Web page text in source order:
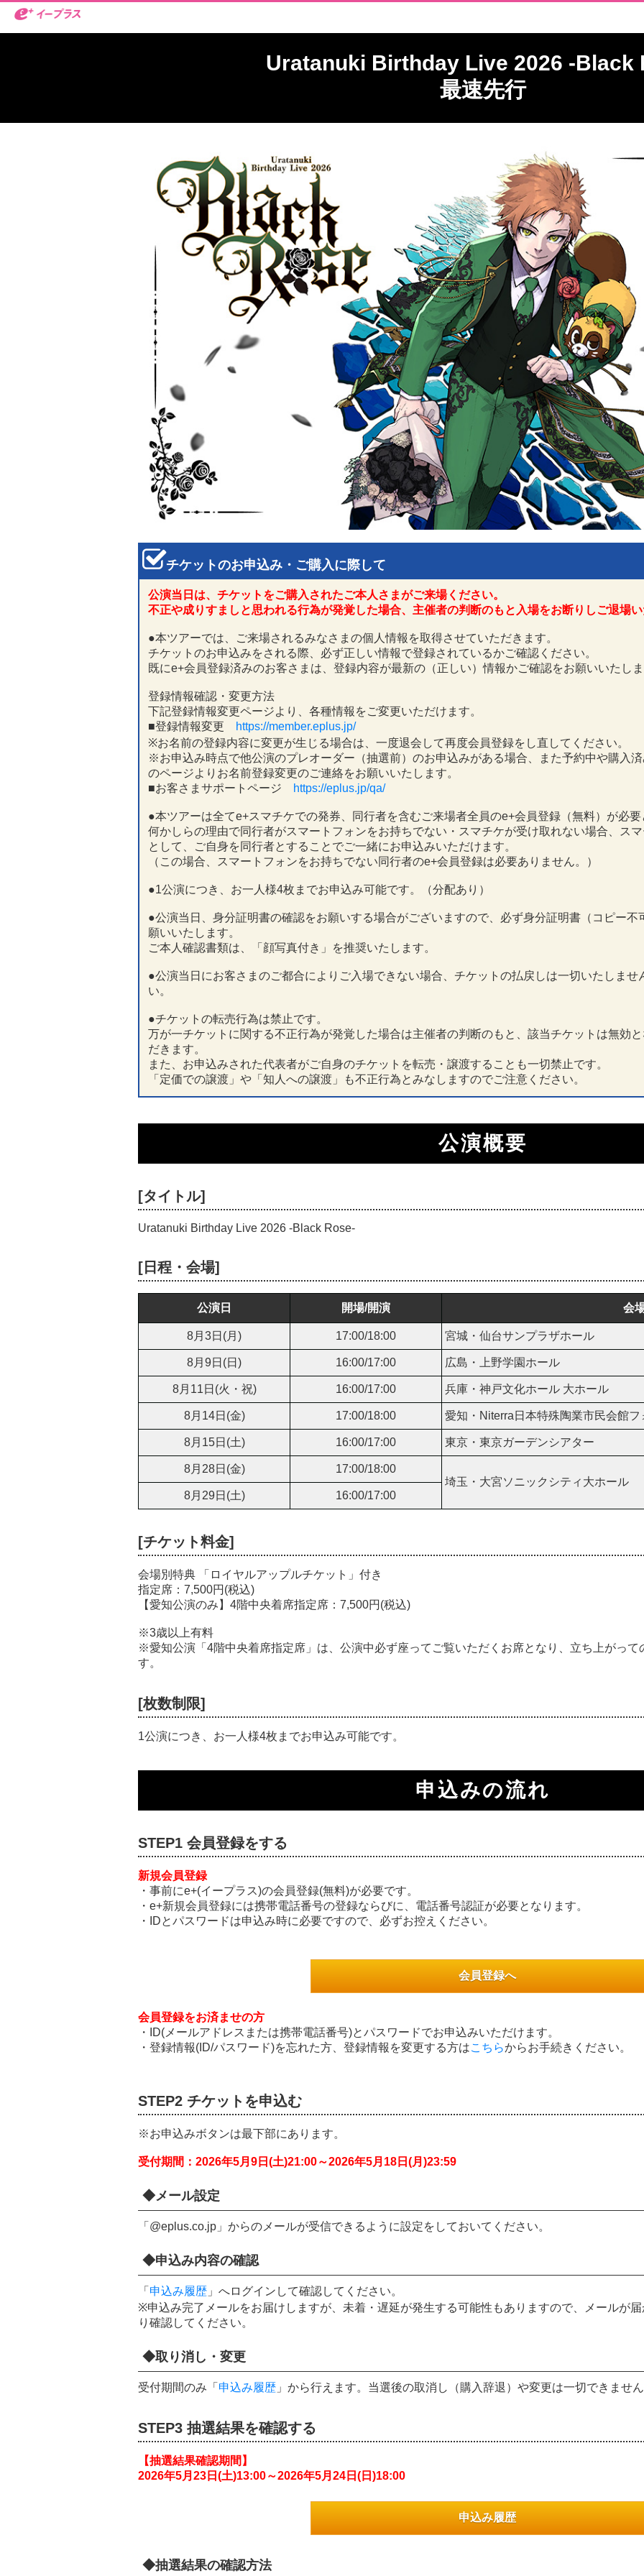
Uratanuki Birthday Live 2026 -Black
最速先行
チケットのお申込み・ご購入に際して
公演当日は、チケットをご購入されたご本人さまがご来場ください。
不正や成りすましと思われる行為が発覚した場合、主催者の判断のもと入場をお断りしご退場い
●本ツアーでは、ご来場されるみなさまの個人情報を取得させていただきます。
チケットのお申込みをされる際、必ず正しい情報で登録されているかご確認ください。
既にe+会員登録済みのお客さまは、登録内容が最新の（正しい）情報かご確認をお願いいたしま
登録情報確認・変更方法
下記登録情報変更ページより、各種情報をご変更いただけます。
■登録情報変更
https://member.eplus.jp/
※お名前の登録内容に変更が生じる場合は、一度退会して再度会員登録をし直してください。
※お申込み時点で他公演のプレオーダー（抽選前）のお申込みがある場合、また予約中や購入
のページよりお名前登録変更のご連絡をお願いいたします。
■お客さまサポートページ
https://eplus.jp/qa/
●本ツアーは全てe+スマチケでの発券、同行者を含むご来場者全員のe+会員登録（無料）が必要
何かしらの理由で同行者がスマートフォンをお持ちでない・スマチケが受け取れない場合、ス
として、ご自身を同行者とすることでご一緒にお申込みいただけます。
（この場合、スマートフォンをお持ちでない同行者のe+会員登録は必要ありません。）
●1公演につき、お一人様4枚までお申込み可能です。（分配あり）
●公演当日、身分証明書の確認をお願いする場合がございますので、必ず身分証明書（コピー不
願いいたします。
ご本人確認書類は、「顔写真付き」を推奨いたします。
●公演当日にお客さまのご都合によりご入場できない場合、チケットの払戻しは一切いたしませ
い。
●チケットの転売行為は禁止です。
万が一チケットに関する不正行為が発覚した場合は主催者の判断のもと、該当チケットは無効
だきます。
また、お申込みされた代表者がご自身のチケットを転売・譲渡することも一切禁止です。
「定価での譲渡」や「知人への譲渡」も不正行為とみなしますのでご注意ください。
公演概要
[タイトル]
Uratanuki Birthday Live 2026 -Black Rose-
[日程・会場]
公演日 開場/開演 会
8月3日(月) 17:00/18:00 宮城・仙台サンプラザホール
8月9日(日) 16:00/17:00 広島・上野学園ホール
8月11日(火・祝) 16:00/17:00 兵庫・神戸文化ホール 大ホール
8月14日(金) 17:00/18:00 愛知・Niterra日本特殊陶業市民会館
8月15日(土) 16:00/17:00 東京・東京ガーデンシアター
8月28日(金)
17:00/18:00
埼玉・大宮ソニックシティ大ホール
8月29日(土)
16:00/17:00
[チケット料金]
会場別特典 「ロイヤルアップルチケット」付き
指定席：7,500円(税込)
【愛知公演のみ】4階中央着席指定席：7,500円(税込)
※3歳以上有料
※愛知公演「4階中央着席指定席」は、公演中必ず座ってご覧いただくお席となり、立ち上がって
す。
[枚数制限]
1公演につき、お一人様4枚までお申込み可能です。
申込みの流れ
STEP1 会員登録をする
新規会員登録
・事前にe+(イープラス)の会員登録(無料)が必要です。
・e+新規会員登録には携帯電話番号の登録ならびに、電話番号認証が必要となります。
・IDとパスワードは申込み時に必要ですので、必ずお控えください。
会員登録へ
会員登録をお済ませの方
・ID(メールアドレスまたは携帯電話番号)とパスワードでお申込みいただけます。
・登録情報(ID/パスワード)を忘れた方、登録情報を変更する方はこちらからお手続きください。
STEP2 チケットを申込む
※お申込みボタンは最下部にあります。
受付期間：2026年5月9日(土)21:00～2026年5月18日(月)23:59
◆メール設定
「@eplus.co.jp」からのメールが受信できるように設定をしておいてください。
◆申込み内容の確認
「 申込み履歴 」へログインして確認してください。
※申込み完了メールをお届けしますが、未着・遅延が発生する可能性もありますので、メールが
り確認してください。
◆取り消し・変更
受付期間のみ「 申込み履歴 」から行えます。当選後の取消し（購入辞退）や変更は一切できませ
STEP3 抽選結果を確認する
【抽選結果確認期間】
2026年5月23日(土)13:00～2026年5月24日(日)18:00
申込み履歴
◆抽選結果の確認方法